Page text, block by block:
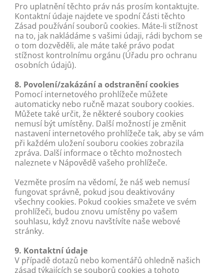
Pro uplatnění těchto práv nás prosím kontaktujte.
Kontaktní údaje najdete ve spodní části těchto
Zásad používání souborů cookies. Máte-li stížnost
na to, jak nakládáme s vašimi údaji, rádi bychom se
o tom dozvěděli, ale máte také právo podat
stížnost kontrolnímu orgánu (Úřadu pro ochranu
osobních údajů).
8. Povolení/zakázání a odstranění cookies
Pomocí internetového prohlížeče můžete
automaticky nebo ručně mazat soubory cookies.
Můžete také určit, že některé soubory cookies
nemusí být umístěny. Další možností je změnit
nastavení internetového prohlížeče tak, aby se vám
při každém uložení souboru cookies zobrazila
zpráva. Další informace o těchto možnostech
naleznete v Nápovědě vašeho prohlížeče.
Vezměte prosím na vědomí, že náš web nemusí
fungovat správně, pokud jsou deaktivovány
všechny cookies. Pokud cookies smažete ve svém
prohlížeči, budou znovu umístěny po vašem
souhlasu, když znovu navštívíte naše webové
stránky.
9. Kontaktní údaje
V případě dotazů nebo komentářů ohledně našich
zásad týkajících se souborů cookies a tohoto